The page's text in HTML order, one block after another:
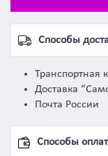
Способы
Транспортная
Доставка
Почта России
Способы